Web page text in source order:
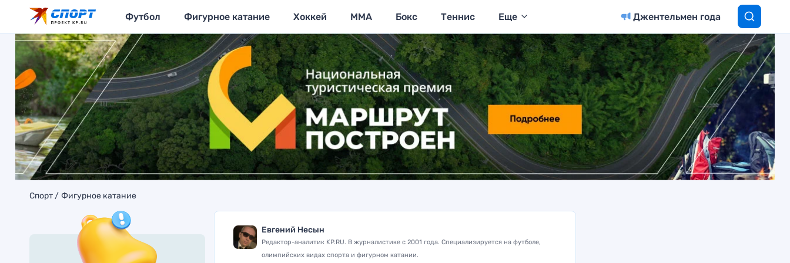
Футбол Фигурное катание Хоккей MMA Бокс Теннис Еще Джентельмен года
Спорт Фигурное катание
Евгений Несын
Редактор-аналитик KP.RU. В журналистике с 2001 года. Специализируется на футболе,
олимпийских видах спорта и фигурном катании.